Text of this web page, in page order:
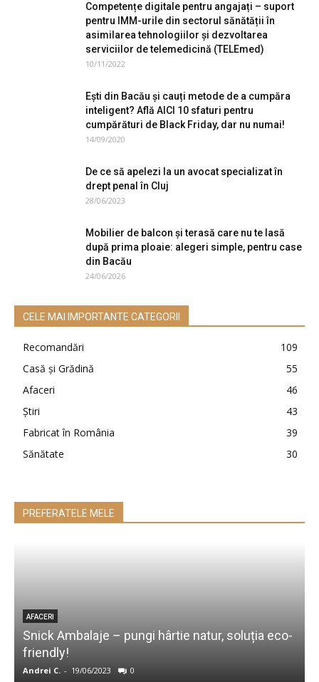
Competențe digitale pentru angajați – suport
pentru IMM-urile din sectorul sănătății în
asimilarea tehnologiilor și dezvoltarea
serviciilor de telemedicină (TELEmed)
10/11/2022
Ești din Bacău și cauți metode de a cumpăra
inteligent? Află AICI 10 sfaturi pentru
cumpărături de Black Friday, dar nu numai!
14/09/2020
De ce să apelezi la un avocat specializat în
drept penal în Cluj
28/06/2023
Mobilier de balcon și terasă care nu te lasă
după prima ploaie: alegeri simple, pentru case
din Bacău
24/06/2026
CELE MAI IMPORTANTE CATEGORII
Recomandări
109
Casă şi Grădină
55
Afaceri
46
Ştiri
43
Fabricat în România
39
Sănătate
30
PREFERATELE MELE
AFACERI
Snick Ambalaje – pungi hârtie natur, soluția eco-
friendly!
Andrei C. - 19/06/2023 0